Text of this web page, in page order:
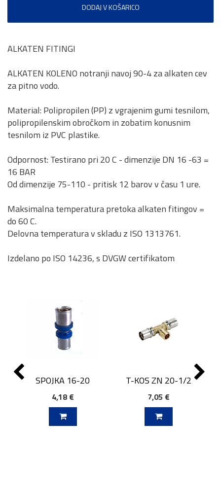
DODAJ V KOŠARICO
ALKATEN FITINGI
ALKATEN KOLENO notranji navoj 90-4 za alkaten cev
za pitno vodo.
Material: Polipropilen (PP) z vgrajenim gumi tesnilom,
polipropilenskim obročkom in zobatim konusnim
tesnilom iz PVC plastike.
Odpornost: Testirano pri 20 C - dimenzije DN 16 -63 =
16 BAR
Od dimenzije 75-110 - pritisk 12 barov v času 1 ure.
Maksimalna temperatura pretoka alkaten fitingov =
do 60 C.
Delovna temperatura v skladu z ISO 1313761.
Izdelano po ISO 14236, s DVGW certifikatom
SPOJKA 16-20
4,18 €
T-KOS ZN 20-1/2
7,05 €